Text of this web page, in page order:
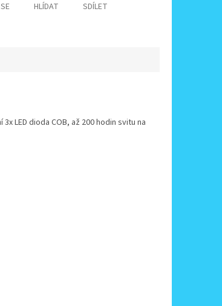
HLÍDAT SDÍLET
LED dioda COB, až 200 hodin svitu na